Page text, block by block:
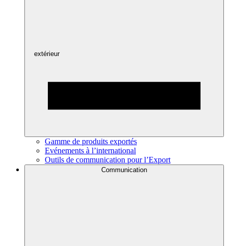
extérieur
Gamme de produits exportés
Evénements à l’international
Outils de communication pour l’Export
Communication